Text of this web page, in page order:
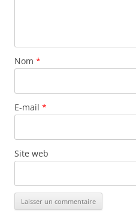
Nom *
E-mail *
Site web